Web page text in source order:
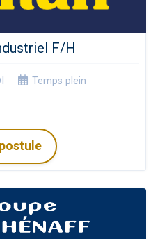
F/H
Temps plein